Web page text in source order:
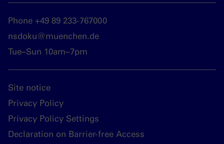
Phone +49 89 233-767000
nsdoku@muenchen.de
Tue–Sun 10am–7pm
Site notice
Privacy Policy
Privacy Policy Settings
Declaration on Barrier-free Access